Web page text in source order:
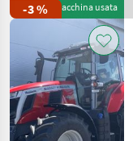
-3 % Macchina usata